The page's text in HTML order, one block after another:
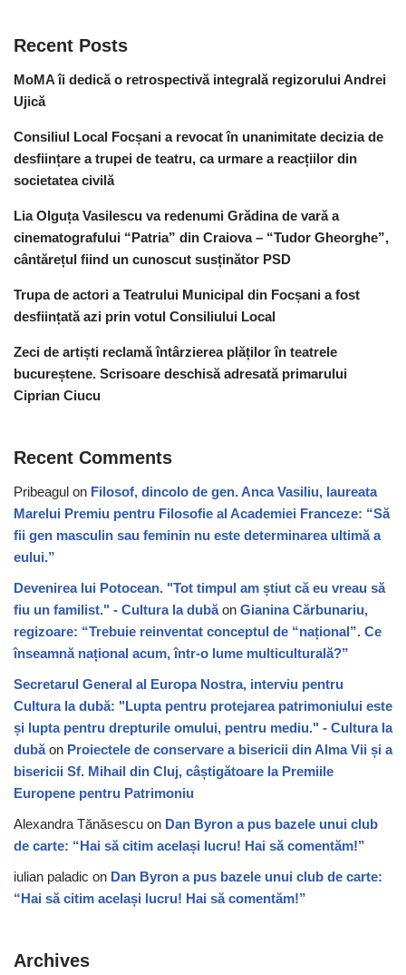
Recent Posts
MoMA îi dedică o retrospectivă integrală regizorului Andrei
Ujică
Consiliul Local Focșani a revocat în unanimitate decizia de
desființare a trupei de teatru, ca urmare a reacțiilor din
societatea civilă
Lia Olguța Vasilescu va redenumi Grădina de vară a
cinematografului “Patria” din Craiova – “Tudor Gheorghe”,
cântărețul fiind un cunoscut susținător PSD
Trupa de actori a Teatrului Municipal din Focșani a fost
desființată azi prin votul Consiliului Local
Zeci de artiști reclamă întârzierea plăților în teatrele
bucureștene. Scrisoare deschisă adresată primarului
Ciprian Ciucu
Recent Comments
Pribeagul on Filosof, dincolo de gen. Anca Vasiliu, laureata
Marelui Premiu pentru Filosofie al Academiei Franceze: “Să
fii gen masculin sau feminin nu este determinarea ultimă a
eului.”
Devenirea lui Potocean. "Tot timpul am știut că eu vreau să
fiu un familist." - Cultura la dubăon Gianina Cărbunariu,
regizoare: “Trebuie reinventat conceptul de “național”. Ce
înseamnă național acum, într-o lume multiculturală?”
Secretarul General al Europa Nostra, interviu pentru
Cultura la dubă: "Lupta pentru protejarea patrimoniului este
și lupta pentru drepturile omului, pentru mediu." - Cultura la
dubăon Proiectele de conservare a bisericii din Alma Vii și a
bisericii Sf. Mihail din Cluj, câștigătoare la Premiile
Europene pentru Patrimoniu
Alexandra Tănăsescu on Dan Byron a pus bazele unui club
de carte: “Hai să citim același lucru! Hai să comentăm!”
iulian paladic on Dan Byron a pus bazele unui club de carte:
“Hai să citim același lucru! Hai să comentăm!”
Archives